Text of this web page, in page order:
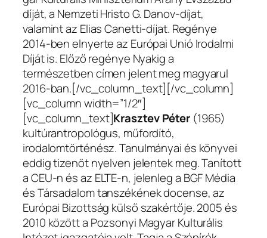
díját, a Nemzeti Hristo G. Danov-díjat,
valamint az Elias Canetti-díjat. Regénye
2014-ben elnyerte az Európai Unió Irodalmi
Díját is. Előző regénye Nyakig a
természetben címen jelent meg magyarul
2016-ban.[/vc_column_text][/vc_column]
[vc_column width=”1/2″]
[vc_column_text]Krasztev Péter (1965)
kultúrantropológus, műfordító,
irodalomtörténész. Tanulmányai és könyvei
eddig tizenöt nyelven jelentek meg. Tanított
a CEU-n és az ELTE-n, jelenleg a BGF Média
és Társadalom tanszékének docense, az
Európai Bizottság külső szakértője. 2005 és
2010 között a Pozsonyi Magyar Kulturális